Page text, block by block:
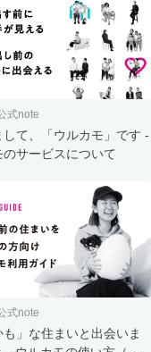
式note
して、「ウルカモ」です -
のサービスについて
式note
も」な住まいと出会いま